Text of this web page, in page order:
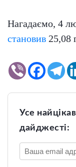
Нагадаємо, 4
становив 25,08
Усе
дайджесті: